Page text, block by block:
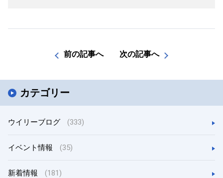
カテゴリー
ウイリーブログ (333)
イベント情報 (35)
新着情報 (181)
前の記事へ 次の記事へ